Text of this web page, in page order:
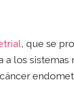
, que se
a los